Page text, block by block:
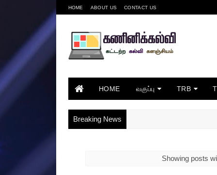
HOME ABOUT US CONTACT US
HOME வகுப்பு TRB
Breaking News
Showing posts